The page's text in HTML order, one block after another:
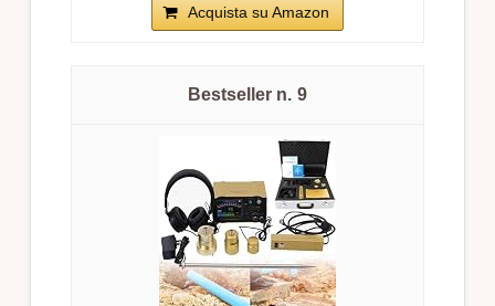
Acquista su Amazon
9